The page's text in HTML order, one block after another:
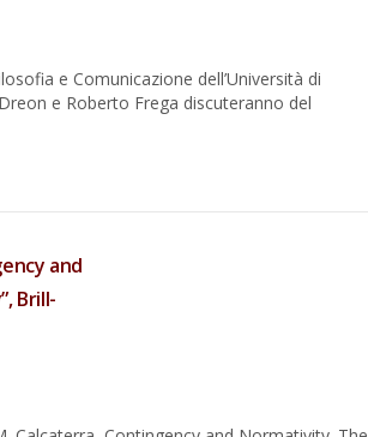
e Comunicazione dell’Università di
e Roberto Frega discuteranno del
and
Brill-